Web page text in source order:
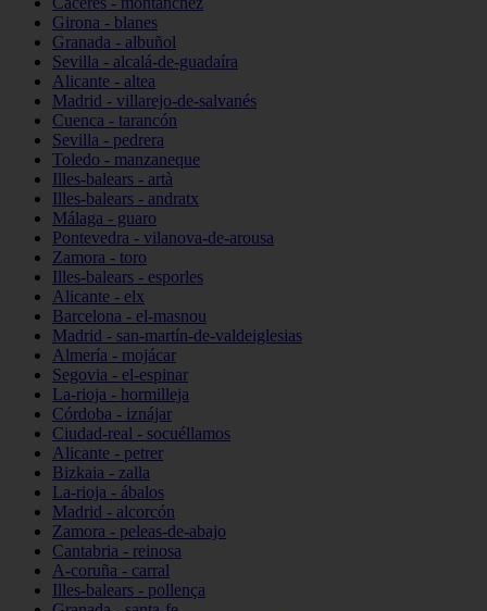
Girona - blanes
Granada - albuñol
Sevilla - alcalá-de-guadaíra
Alicante - altea
Madrid - villarejo-de-salvanés
Cuenca - tarancón
Sevilla - pedrera
Toledo - manzaneque
Illes-balears - artà
Illes-balears - andratx
Málaga - guaro
Pontevedra - vilanova-de-arousa
Zamora - toro
Illes-balears - esporles
Alicante - elx
Barcelona - el-masnou
Madrid - san-martín-de-valdeiglesias
Almería - mojácar
Segovia - el-espinar
La-rioja - hormilleja
Córdoba - iznájar
Ciudad-real - socuéllamos
Alicante - petrer
Bizkaia - zalla
La-rioja - ábalos
Madrid - alcorcón
Zamora - peleas-de-abajo
Cantabria - reinosa
A-coruña - carral
Illes-balears - pollença